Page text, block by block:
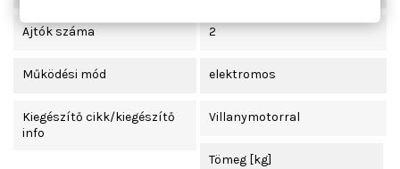
Ajtók száma 2
Működési mód elektromos
Kiegészítő cikk/kiegészítő
info
Villanymotorral
Tömeg [kg]